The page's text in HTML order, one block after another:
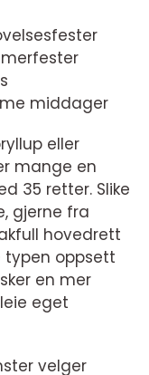
middager
eller
mange en
35 retter. Slike
gjerne fra
hovedrett
typen oppsett
en mer
eget
velger